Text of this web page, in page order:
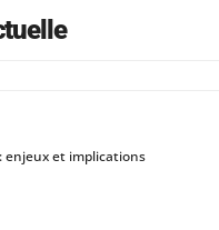
enjeux et implications